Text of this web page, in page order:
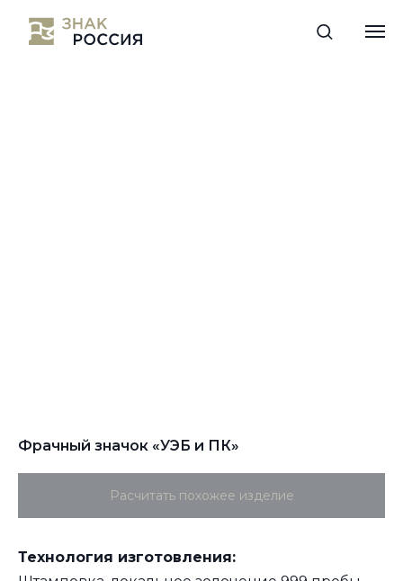
Фрачный значок «УЭБ и ПК»
Расчитать похожее изделие
Технология изготовления: